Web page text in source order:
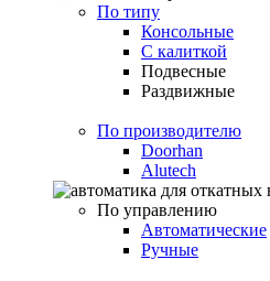
По типу
Консольные
С калиткой
Подвесные
Раздвижные
По производителю
Doorhan
Alutech
По управлению
Автоматические
Ручные